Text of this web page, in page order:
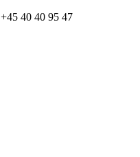
40 40 95 47